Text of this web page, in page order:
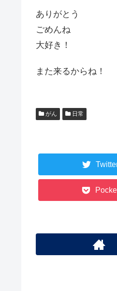
ありがとう
ごめんね
大好き！
また来るからね！
がん 日常